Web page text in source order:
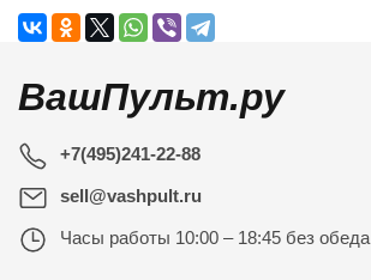
ВашПульт.ру
+7(495)241-22-88
sell@vashpult.ru
Часы работы 10:00 – 18:45 без обеда